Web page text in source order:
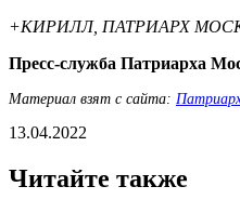
+КИРИЛЛ, ПАТРИАРХ
Пресс-служба Патриарха
Материал взят с сайта:
13.04.2022
Читайте также